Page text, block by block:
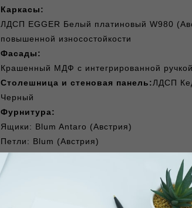
Каркасы:
ЛДСП EGGER Белый платиновый W980
повышенной износостойкости
Фасады:
Крашенный МДФ с интегрированной ручкой
Столешница и стеновая панель:ЛДСП
Черный
Фурнитура:
Ящики: Blum Antaro (Австрия)
Петли: Blum (Австрия)
Сушка 2-уровневая в базу 600/16, отделка
(Италия)
Бортик прямоугольный Н.15, алюминий